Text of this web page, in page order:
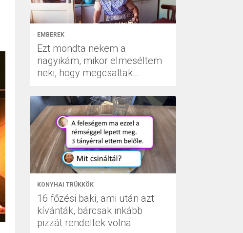
EMBEREK
Ezt mondta nekem a
nagyikám, mikor elmeséltem
neki, hogy megcsaltak…
KONYHAI TRÜKKÖK
16 főzési baki, ami után azt
kívánták, bárcsak inkább
pizzát rendeltek volna